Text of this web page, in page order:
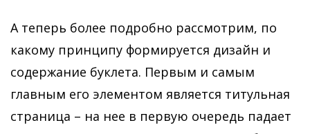
А теперь более подробно рассмотрим, по
какому принципу формируется дизайн и
содержание буклета. Первым и самым
главным его элементом является титульная
страница – на нее в первую очередь падает